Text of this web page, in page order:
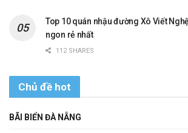
Top 10 quán nhậu đường Xô Viết
ngon rẻ nhất
112 SHARES
Chủ đề hot
BÃI BIỂN ĐÀ NẴNG